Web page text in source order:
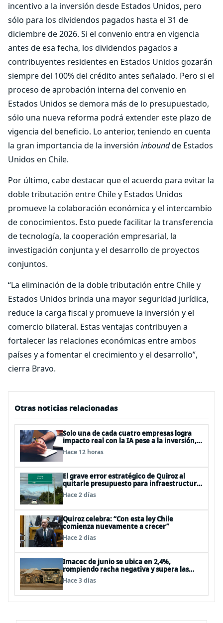
incentivo a la inversión desde Estados Unidos, pero
sólo para los dividendos pagados hasta el 31 de
diciembre de 2026. Si el convenio entra en vigencia
antes de esa fecha, los dividendos pagados a
contribuyentes residentes en Estados Unidos gozarán
siempre del 100% del crédito antes señalado. Pero si el
proceso de aprobación interna del convenio en
Estados Unidos se demora más de lo presupuestado,
sólo una nueva reforma podrá extender este plazo de
vigencia del beneficio. Lo anterior, teniendo en cuenta
la gran importancia de la inversión inboundde Estados
Unidos en Chile.
Por último, cabe destacar que el acuerdo para evitar la
doble tributación entre Chile y Estados Unidos
promueve la colaboración económica y el intercambio
de conocimientos. Esto puede facilitar la transferencia
de tecnología, la cooperación empresarial, la
investigación conjunta y el desarrollo de proyectos
conjuntos.
“La eliminación de la doble tributación entre Chile y
Estados Unidos brinda una mayor seguridad jurídica,
reduce la carga fiscal y promueve la inversión y el
comercio bilateral. Estas ventajas contribuyen a
fortalecer las relaciones económicas entre ambos
países y a fomentar el crecimiento y el desarrollo”,
cierra Bravo.
Otras noticias relacionadas
Solo una de cada cuatro empresas logra
impacto real con la IA pese a la inversión,
según el Foro Económico Mundial
Hace 12 horas
El grave error estratégico de Quiroz al
quitarle presupuesto para infraestructura
vial del Biobío
Hace 2 días
Quiroz celebra: “Con esta ley Chile
comienza nuevamente a crecer”
Hace 2 días
Imacec de junio se ubica en 2,4%,
rompiendo racha negativa y supera las
expectativas
Hace 3 días